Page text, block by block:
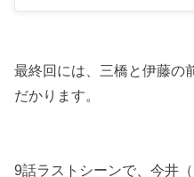
最終回には、三橋と伊藤の
だかります。
9話ラストシーンで、今井